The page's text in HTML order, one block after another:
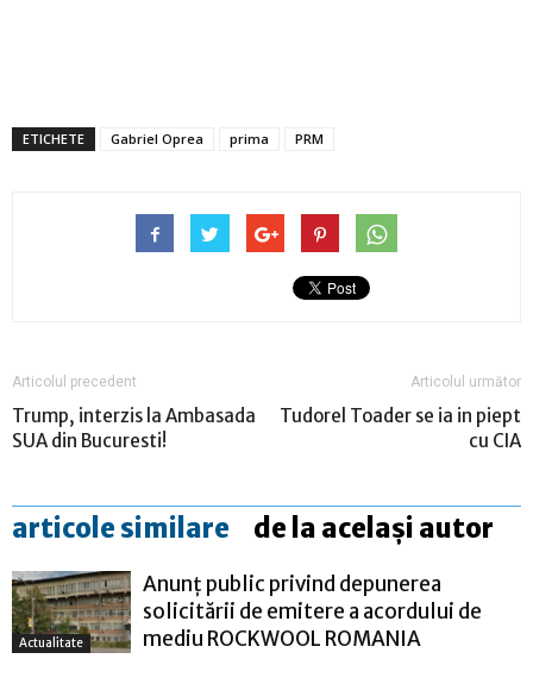
ETICHETE Gabriel Oprea prima PRM
Articolul precedent
Trump, interzis la Ambasada
SUA din Bucuresti!
Articolul următor
Tudorel Toader se ia in piept
cu CIA
articole similare de la același autor
Actualitate
Anunț public privind depunerea
solicitării de emitere a acordului de
mediu ROCKWOOL ROMANIA